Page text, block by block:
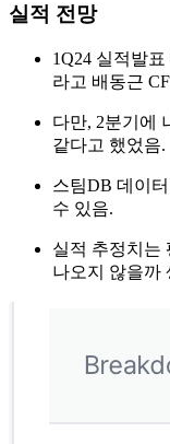
실적 전망
1Q24 실적발
라고 배동근
다만, 2분기에
같다고 했었음.
스팀DB 데이
수 있음.
실적 추정치는
나오지 않을까